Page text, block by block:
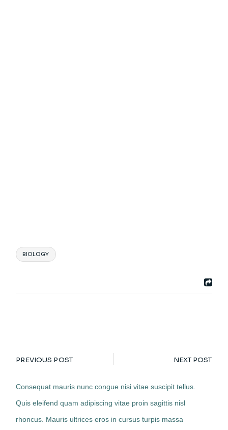
BIOLOGY
PREVIOUS POST NEXT POST
Consequat mauris nunc congue nisi vitae suscipit tellus.
Quis eleifend quam adipiscing vitae proin sagittis nisl
rhoncus. Mauris ultrices eros in cursus turpis massa